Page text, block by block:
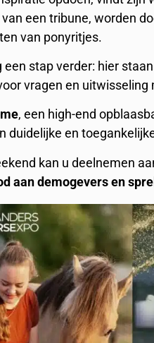
een tribune, worden
van ponyritjes.
een stap verder: hier
vragen en uitwisseling
, een high-end
duidelijke en
kan u deelnemen
aan demogevers en